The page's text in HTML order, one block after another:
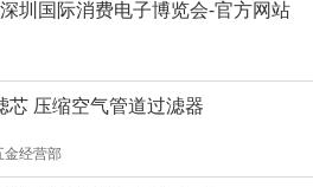
圳国际消费电子博览会-官方网站
芯 压缩空气管道过滤器
金经营部